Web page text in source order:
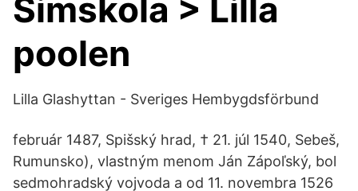
Simskola > Lilla
poolen
Lilla Glashyttan - Sveriges Hembygdsförbund
február 1487, Spišský hrad, † 21. júl 1540, Sebeš,
Rumunsko), vlastným menom Ján Zápoľský, bol
sedmohradský vojvoda a od 11. novembra 1526